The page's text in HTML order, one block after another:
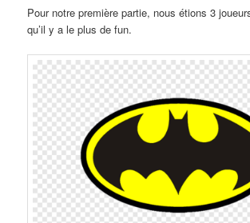
Pour notre première partie, nous étions 3
qu’il y a le plus de fun.